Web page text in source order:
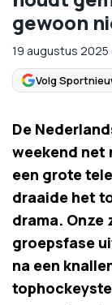
gewoon
19 augustus 2025
Volg
De
weekend net
een grote
draaide het
drama. Onze
groepsfase
na een